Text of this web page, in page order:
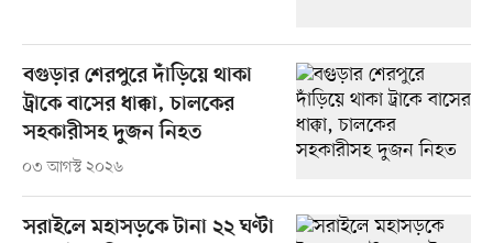
বগুড়ার শেরপুরে দাঁড়িয়ে থাকা
ট্রাকে বাসের ধাক্কা, চালকের
সহকারীসহ দুজন নিহত
০৩ আগস্ট ২০২৬
সরাইলে মহাসড়কে টানা ২২ ঘণ্টা